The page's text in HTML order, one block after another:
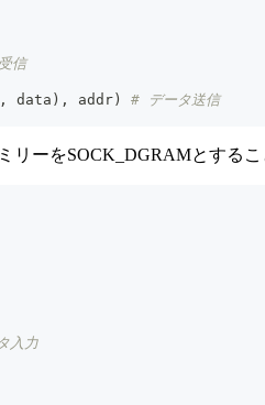
信
, data ) , addr)
# データ送信
ーをSOCK_DGRAMとする
入力